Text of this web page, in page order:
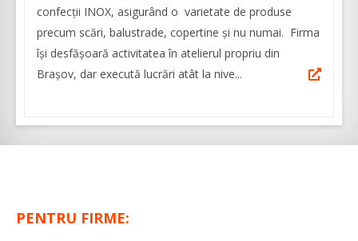
confecții INOX, asigurând o varietate de produse
precum scări, balustrade, copertine și nu numai. Firma
își desfășoară activitatea în atelierul propriu din
Brașov, dar execută lucrări atât la nive...
PENTRU FIRME: